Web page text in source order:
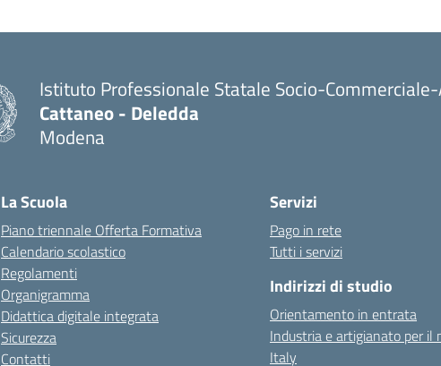
Istituto Professionale Statale Socio-
Cattaneo - Deledda
Modena
La Scuola
Piano triennale Offerta Formativa
Calendario scolastico
Regolamenti
Organigramma
Didattica digitale integrata
Sicurezza
Contatti
Servizi
Pago in rete
Tutti i servizi
Indirizzi di studio
Orientamento in entrata
Industria e artigianato per il
Italy